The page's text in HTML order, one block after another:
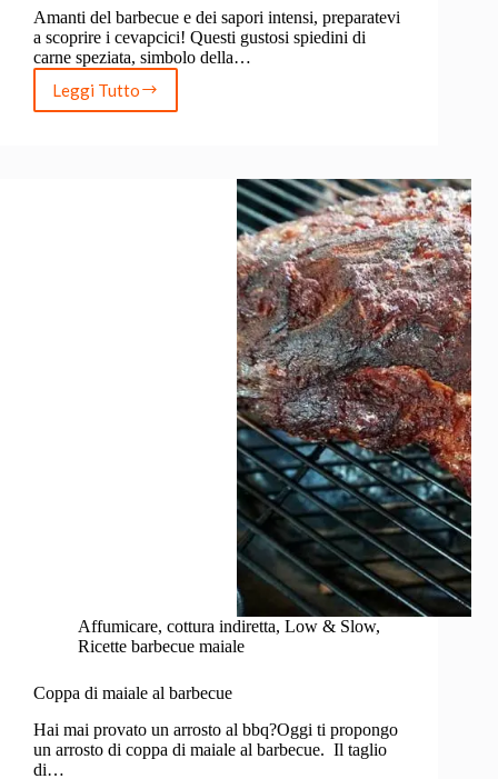
Amanti del barbecue e dei sapori intensi, preparatevi
a scoprire i cevapcici! Questi gustosi spiedini di
carne speziata, simbolo della…
Leggi TuttoCevapcici:
cosa
Affumicare, cottura indiretta, Low & Slow,
Ricette barbecue maiale
Coppa di maiale al barbecue
Hai mai provato un arrosto al bbq?Oggi ti propongo
un arrosto di coppa di maiale al barbecue. Il taglio
di…